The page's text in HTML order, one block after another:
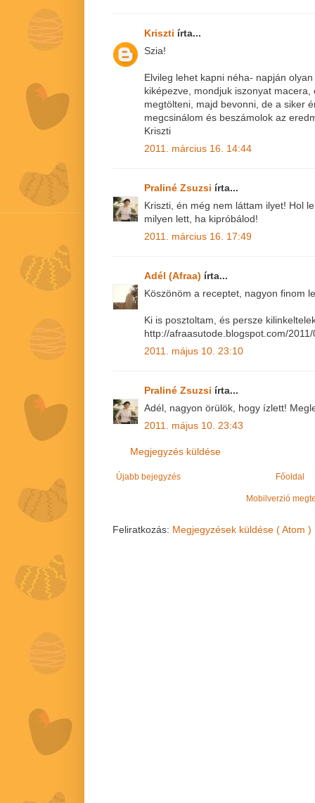
Kriszti írta...
Szia!
Elvileg lehet kapni néha- napján
kiképezve, mondjuk iszonyat
megtölteni, majd bevonni, de a siker
megcsinálom és beszámolok az
Kriszti
2011. március 16. 14:44
Praliné Zsuzsi írta...
Kriszti, én még nem láttam ilyet! Hol
milyen lett, ha kipróbálod!
2011. március 16. 17:49
Adél (Afraa) írta...
Köszönöm a receptet, nagyon finom
Ki is posztoltam, és persze
http://afraasutode.blogspot.com/
2011. május 10. 23:10
Praliné Zsuzsi írta...
Adél, nagyon örülök, hogy ízlett!
2011. május 10. 23:43
Megjegyzés küldése
Újabb bejegyzés Főoldal
Mobilverzió
Feliratkozás: Megjegyzések küldése ( Atom )